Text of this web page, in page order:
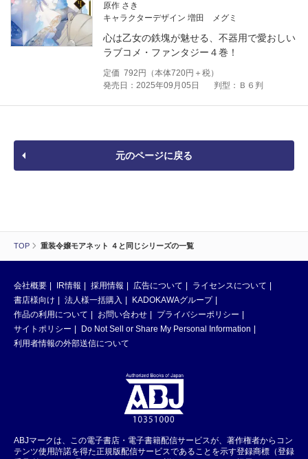
TOP 重装令嬢モアネット ４と同じシリーズの一覧
原作 さき
キャラクターデザイン 増田 メグミ
心は乙女の鉄塊が魅せる、不器用で愛おしい
ラブコメ・ファンタジー４巻！
定価 792 円（本体720円＋税）
発売日：2025年09月05日
判型：Ｂ６判
元のページに戻る
会社概要 IR情報 採用情報 広告について
ライセンスについて
書店様向け
法人様一括購入
KADOKAWAグループ
作品の利用について
お問い合わせ
プライバシーポリシー
サイトポリシー
Do Not Sell or Share My Personal Information
利用者情報の外部送信について
ABJマークは、この電子書店・電子書籍配信サービスが、著作権者からコン
テンツ使用許諾を得た正規版配信サービスであることを示す登録商標（登録